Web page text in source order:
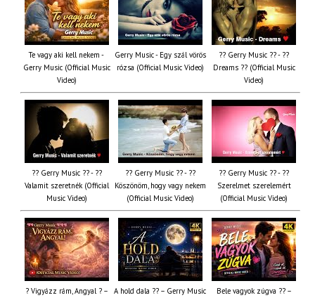
Te vagy aki kell nekem -
Gerry Music (Official Music
Video)
Gerry Music - Egy szál vörös
rózsa (Official Music Video)
?? Gerry Music ?? - ??
Dreams ?? (Official Music
Video)
?? Gerry Music ?? - ??
Valamit szeretnék (Official
Music Video)
?? Gerry Music ?? - ??
Köszönöm, hogy vagy nekem
(Official Music Video)
?? Gerry Music ?? - ??
Szerelmet szerelemért
(Official Music Video)
? Vigyázz rám, Angyal ? –
A hold dala ?? – Gerry Music
Bele vagyok zúgva ?? –